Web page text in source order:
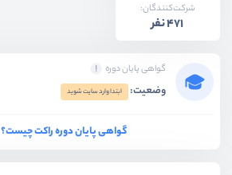
شرکت‌کنندگان:
471 نفر
گواهی پایان دوره
وضعیت: ابتدا وارد سایت شوید
گواهی پایان دوره راکت چیست؟